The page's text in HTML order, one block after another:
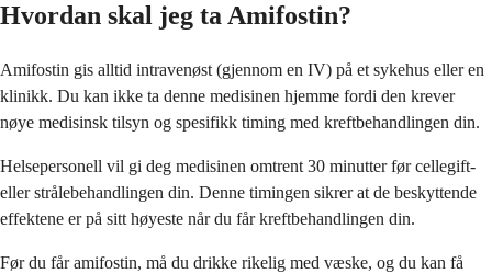
Hvordan skal jeg ta Amifostin?
Amifostin gis alltid intravenøst (gjennom en IV) på et sykehus eller en
klinikk. Du kan ikke ta denne medisinen hjemme fordi den krever
nøye medisinsk tilsyn og spesifikk timing med kreftbehandlingen din.
Helsepersonell vil gi deg medisinen omtrent 30 minutter før cellegift-
eller strålebehandlingen din. Denne timingen sikrer at de beskyttende
effektene er på sitt høyeste når du får kreftbehandlingen din.
Før du får amifostin, må du drikke rikelig med væske, og du kan få